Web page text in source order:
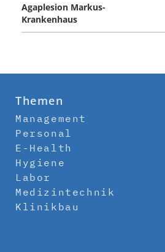
Agaplesion Markus-
Krankenhaus
Themen
Management
Personal
E-Health
Hygiene
Labor
Medizintechnik
Klinikbau